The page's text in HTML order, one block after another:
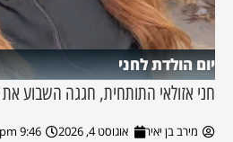
יום הולדת לחני
חני אזולאי התותחית, חגגה השבוע את
מירב בן יאיר אוגוסט 4, 2026 9:46 pm